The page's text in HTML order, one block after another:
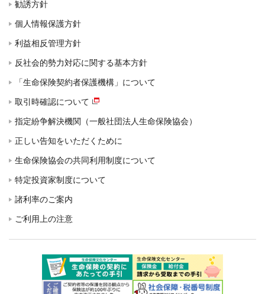
勧誘方針
個人情報保護方針
利益相反管理方針
反社会的勢力対応に関する基本方針
「生命保険契約者保護機構」について
取引時確認について
指定紛争解決機関（一般社団法人生命保険協会）
正しい告知をいただくために
生命保険協会の共同利用制度について
特定投資家制度について
諸利率のご案内
ご利用上の注意